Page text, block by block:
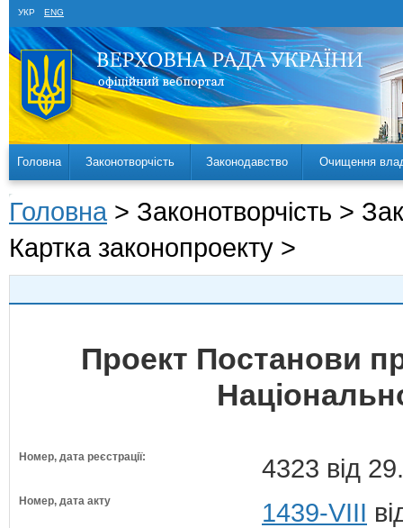
УКР ENG
Головна Законотворчість Законодавство Очищення
Головна > Законотворчість >
Картка законопроекту >
Проект Постанови
Номер, дата реєстрації: 4323 від
Номер, дата акту 1439-VIII